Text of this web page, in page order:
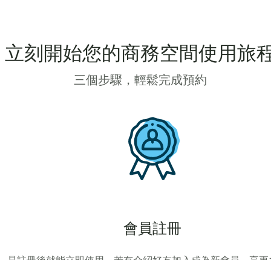
立刻開始您的商務空間使用旅
三個步驟，輕鬆完成預約
會員註冊